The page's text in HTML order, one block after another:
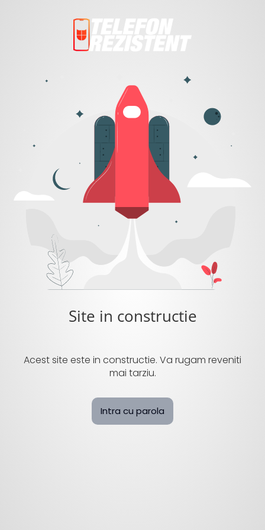
Site in constructie
Acest site este in constructie. Va rugam reveniti
mai tarziu.
Intra cu parola